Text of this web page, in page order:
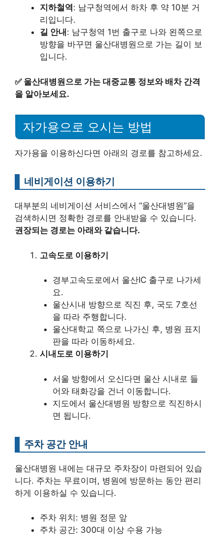
지하철역: 남구청역에서 하차 후 약 10분 거
리입니다.
길 안내 : 남구청역 1번 출구로 나와 왼쪽으로
방향을 바꾸면 울산대병원으로 가는 길이 보
입니다.
✅ 울산대병원으로 가는 대중교통 정보와 배차 간격
을 알아보세요.
자가용으로 오시는 방법
자가용을 이용하신다면 아래의 경로를 참고하세요.
네비게이션 이용하기
대부분의 네비게이션 서비스에서 “울산대병원”을
검색하시면 정확한 경로를 안내받을 수 있습니다.
권장되는 경로는 아래와 같습니다.
고속도로 이용하기
경부고속도로에서 울산IC 출구로 나가세
요.
울산시내 방향으로 직진 후, 국도 7호선
을 따라 주행합니다.
울산대학교 쪽으로 나가신 후, 병원 표지
판을 따라 이동하세요.
시내도로 이용하기
서울 방향에서 오신다면 울산 시내로 들
어와 태화강을 건너 이동합니다.
지도에서 울산대병원 방향으로 직진하시
면 됩니다.
주차 공간 안내
울산대병원 내에는 대규모 주차장이 마련되어 있습
니다. 주차는 무료이며, 병원에 방문하는 동안 편리
하게 이용하실 수 있습니다.
주차 위치: 병원 정문 앞
주차 공간: 300대 이상 수용 가능